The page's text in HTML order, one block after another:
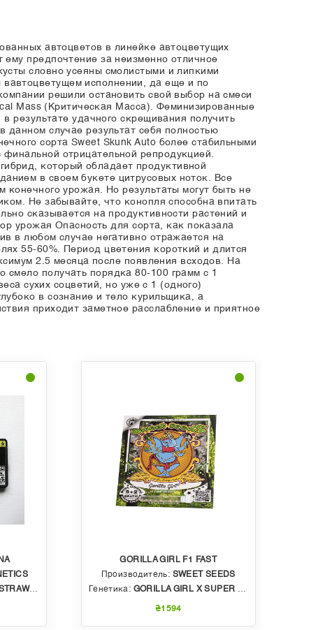
автоцветов в линейке автоцветущих
предпочтение за неизменно отличное
словно усеяны смолистыми и липкими
исполнении, да еще и по
решили остановить свой выбор на смеси
Mass (Критическая Масса). Феминизированные
результате удачного скрещивания получить
случае результат себя полностью
сорта Sweet Skunk Auto более стабильными
отрицательной репродукцией.
который обладает продуктивной
в своем букете цитрусовых ноток. Все
урожая. Но результаты могут быть не
Не забывайте, что конопля способна впитать
сказывается на продуктивности растений и
урожая Опасность для сорта, как показала
в любом случае негативно отражается на
55-60%. Период цветения короткий и длится
2.5 месяца после появления всходов. На
получать порядка 80-100 грамм с 1
сухих соцветий, но уже с 1 (одного)
в сознание и тело курильщика, а
приходит заметное расслабление и приятное
BUBBLE GUM
GORILLA GIRL F1 FAST
Производитель: SWEET SEEDS
Генетика: GORILLA GIRL X SUPER STRONG X SWEET GELATO AUTO
₴1594